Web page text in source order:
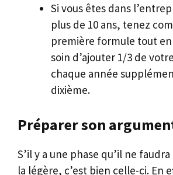
Si vous êtes dans
plus de 10 ans, tenez
première formule tout
soin d’ajouter 1/3 de
chaque année
dixième.
Préparer son
S’il y a une phase qu’il ne
la légère, c’est bien celle-ci. En